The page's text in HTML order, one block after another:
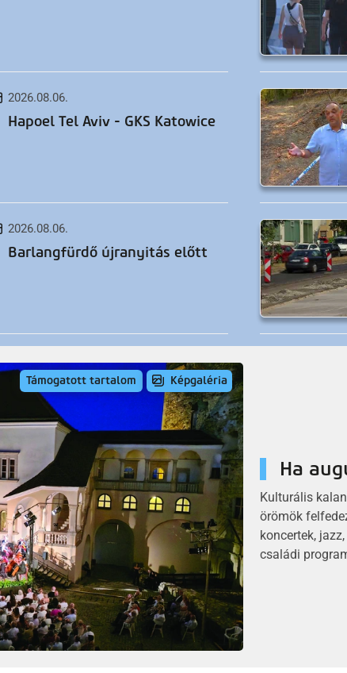
2026.08.06.
Hapoel Tel Aviv - GKS Katowice
2026.08.06.
Barlangfürdő újranyitás előtt
2026.08.05.
26-os főút felújítása, II. ütem
2026.08.05.
Avasi útfelújítás madártávlatból
Támogatott tartalom Képgaléria
Ha
Kulturális
örömök
koncertek,
családi